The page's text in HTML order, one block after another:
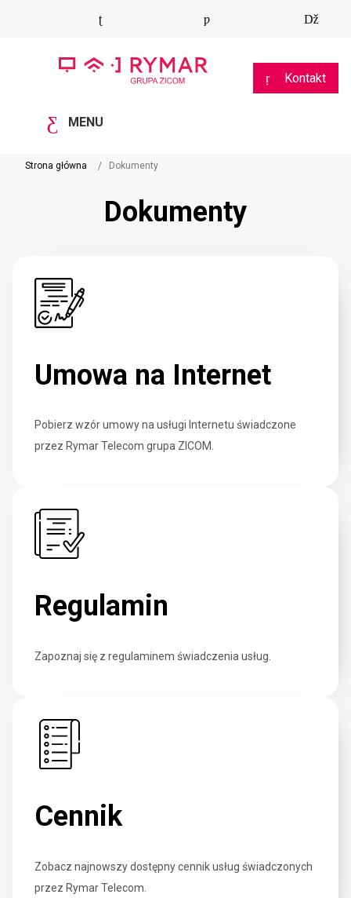
Kontakt
MENU
Strona główna Dokumenty
Dokumenty
Umowa na Internet
Pobierz wzór umowy na usługi Internetu świadczone
przez Rymar Telecom grupa ZICOM.
Regulamin
Zapoznaj się z regulaminem świadczenia usług.
Cennik
Zobacz najnowszy dostępny cennik usług świadczonych
przez Rymar Telecom.